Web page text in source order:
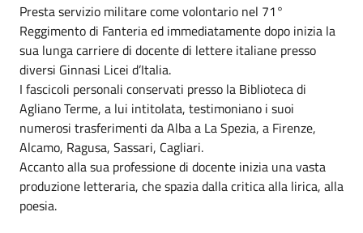
Presta servizio militare come volontario nel 71°
Reggimento di Fanteria ed immediatamente dopo inizia la
sua lunga carriere di docente di lettere italiane presso
diversi Ginnasi Licei d’Italia.
I fascicoli personali conservati presso la Biblioteca di
Agliano Terme, a lui intitolata, testimoniano i suoi
numerosi trasferimenti da Alba a La Spezia, a Firenze,
Alcamo, Ragusa, Sassari, Cagliari.
Accanto alla sua professione di docente inizia una vasta
produzione letteraria, che spazia dalla critica alla lirica, alla
poesia.